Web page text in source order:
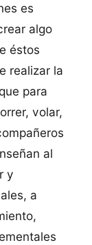
es
algo
éstos
realizar la
para
volar,
al
y
a